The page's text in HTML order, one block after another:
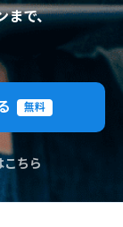
まで、
無料
こちら